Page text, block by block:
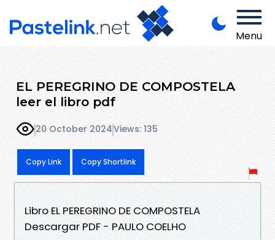
Menu
EL PEREGRINO DE COMPOSTELA
leer el libro pdf
20 October 2024Views: 135
Copy Link Copy Shortlink
Libro EL PEREGRINO DE COMPOSTELA
Descargar PDF - PAULO COELHO